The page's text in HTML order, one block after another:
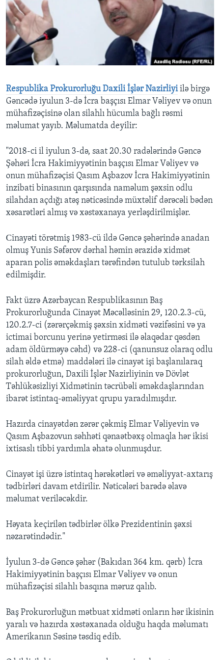
BIZI IZLƏYIN
Respublika Prokurorluğu Daxili İşlər Nazirliyiilə birgə
Gəncədə iyulun 3-də İcra başçısı Elmar Vəliyev və onun
mühafizəçisinə olan silahlı hücumla bağlı rəsmi
məlumat yayıb. Məlumatda deyilir:
"2018-ci il iyulun 3-də, saat 20.30 radələrində Gəncə
Şəhəri İcra Hakimiyyətinin başçısı Elmar Vəliyev və
onun mühafizəçisi Qasım Aşbazov İcra Hakimiyyətinin
inzibati binasının qarşısında naməlum şəxsin odlu
silahdan açdığı atəş nəticəsində müxtəlif dərəcəli bədən
xəsarətləri almış və xəstəxanaya yerləşdirilmişlər.
Сinayəti törətmiş 1983-cü ildə Gəncə şəhərində anadan
olmuş Yunis Səfərov dərhal həmin ərazidə xidmət
aparan polis əməkdaşları tərəfindən tutulub tərksilah
edilmişdir.
Fakt üzrə Azərbaycan Respublikasının Baş
Prokurorluğunda Cinayət Məcəlləsinin 29, 120.2.3-cü,
120.2.7-ci (zərərçəkmiş şəxsin xidməti vəzifəsini və ya
ictimai borcunu yerinə yetirməsi ilə əlaqədar qəsdən
adam öldürməyə cəhd) və 228-ci (qanunsuz olaraq odlu
silah əldə etmə) maddələri ilə cinayət işi başlanılaraq
prokurorluğun, Daxili İşlər Nazirliyinin və Dövlət
Təhlükəsizliyi Xidmətinin təcrübəli əməkdaşlarından
ibarət istintaq-əməliyyat qrupu yaradılmışdır.
Hazırda cinayətdən zərər çəkmiş Elmar Vəliyevin və
Qasım Aşbazovun səhhəti qənaətbəxş olmaqla hər ikisi
ixtisaslı tibbi yardımla əhatə olunmuşdur.
Cinayət işi üzrə istintaq hərəkətləri və əməliyyat-axtarış
tədbirləri davam etdirilir. Nəticələri barədə əlavə
məlumat veriləcəkdir.
Həyata keçirilən tədbirlər ölkə Prezidentinin şəxsi
nəzarətindədir."
İyulun 3-də Gəncə şəhər (Bakıdan 364 km. qərb) İcra
Hakimiyyətinin başçısı Elmar Vəliyev və onun
mühafizəçisi silahlı basqına məruz qalıb.
Baş Prokurorluğun mətbuat xidməti onların hər ikisinin
yaralı və hazırda xəstəxanada olduğu haqda məlumatı
Amerikanın Səsinə təsdiq edib.